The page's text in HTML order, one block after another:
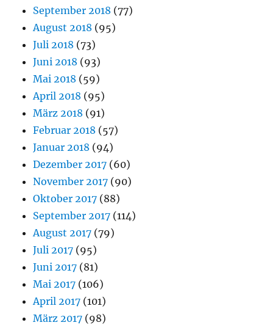
September 2018 (77)
August 2018 (95)
Juli 2018 (73)
Juni 2018 (93)
Mai 2018 (59)
April 2018 (95)
März 2018 (91)
Februar 2018 (57)
Januar 2018 (94)
Dezember 2017 (60)
November 2017 (90)
Oktober 2017 (88)
September 2017 (114)
August 2017 (79)
Juli 2017 (95)
Juni 2017 (81)
Mai 2017 (106)
April 2017 (101)
März 2017 (98)